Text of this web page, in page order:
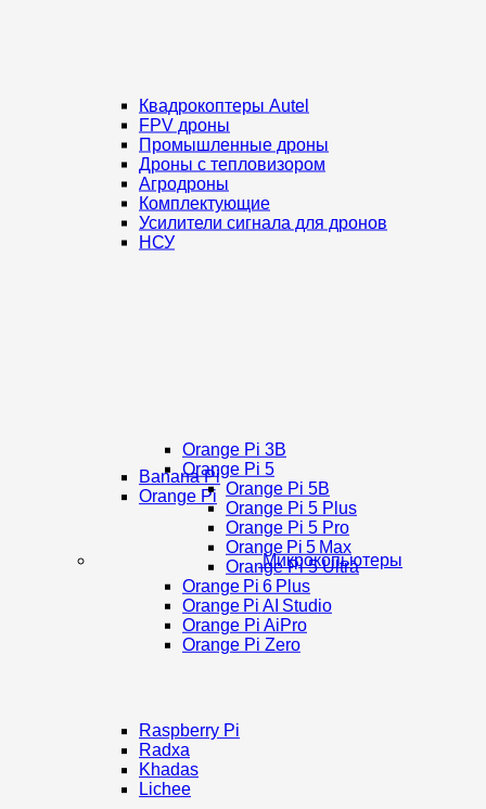
Квадрокоптеры Autel
FPV дроны
Промышленные дроны
Дроны с тепловизором
Агродроны
Комплектующие
Усилители сигнала для дронов
НСУ
Микрокопьютеры
Banana Pi
Orange Pi
Orange Pi 3B
Orange Pi 5
Orange Pi 5B
Orange Pi 5 Plus
Orange Pi 5 Pro
Orange Pi 5 Max
Orange Pi 5 Ultra
Orange Pi 6 Plus
Orange Pi AI Studio
Orange Pi AiPro
Orange Pi Zero
Raspberry Pi
Radxa
Khadas
Lichee